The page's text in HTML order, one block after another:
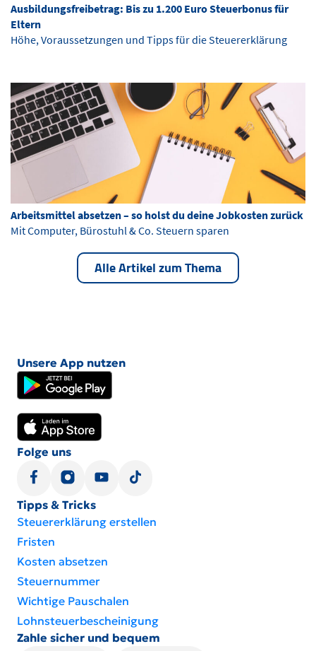
Ausbildungsfreibetrag: Bis zu 1.200 Euro Steuerbonus für
Eltern
Höhe, Voraussetzungen und Tipps für die Steuererklärung
Arbeitsmittel absetzen – so holst du deine Jobkosten zurück
Mit Computer, Bürostuhl & Co. Steuern sparen
Alle Artikel zum Thema
Unsere App nutzen
Folge uns
Tipps & Tricks
Steuererklärung erstellen
Fristen
Kosten absetzen
Steuernummer
Wichtige Pauschalen
Lohnsteuer­be­schei­ni­gung
Zahle sicher und bequem